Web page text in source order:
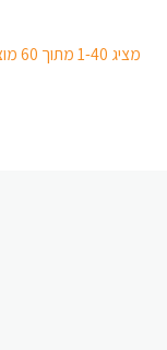
מציג 1-40 מתוך 60 מוצרים